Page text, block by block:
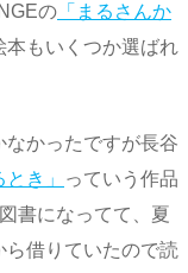
の 「まるさんか
本もいくつか選ばれ
かったですが長谷
き」
っていう作品
書になってて、夏
借りていたので読